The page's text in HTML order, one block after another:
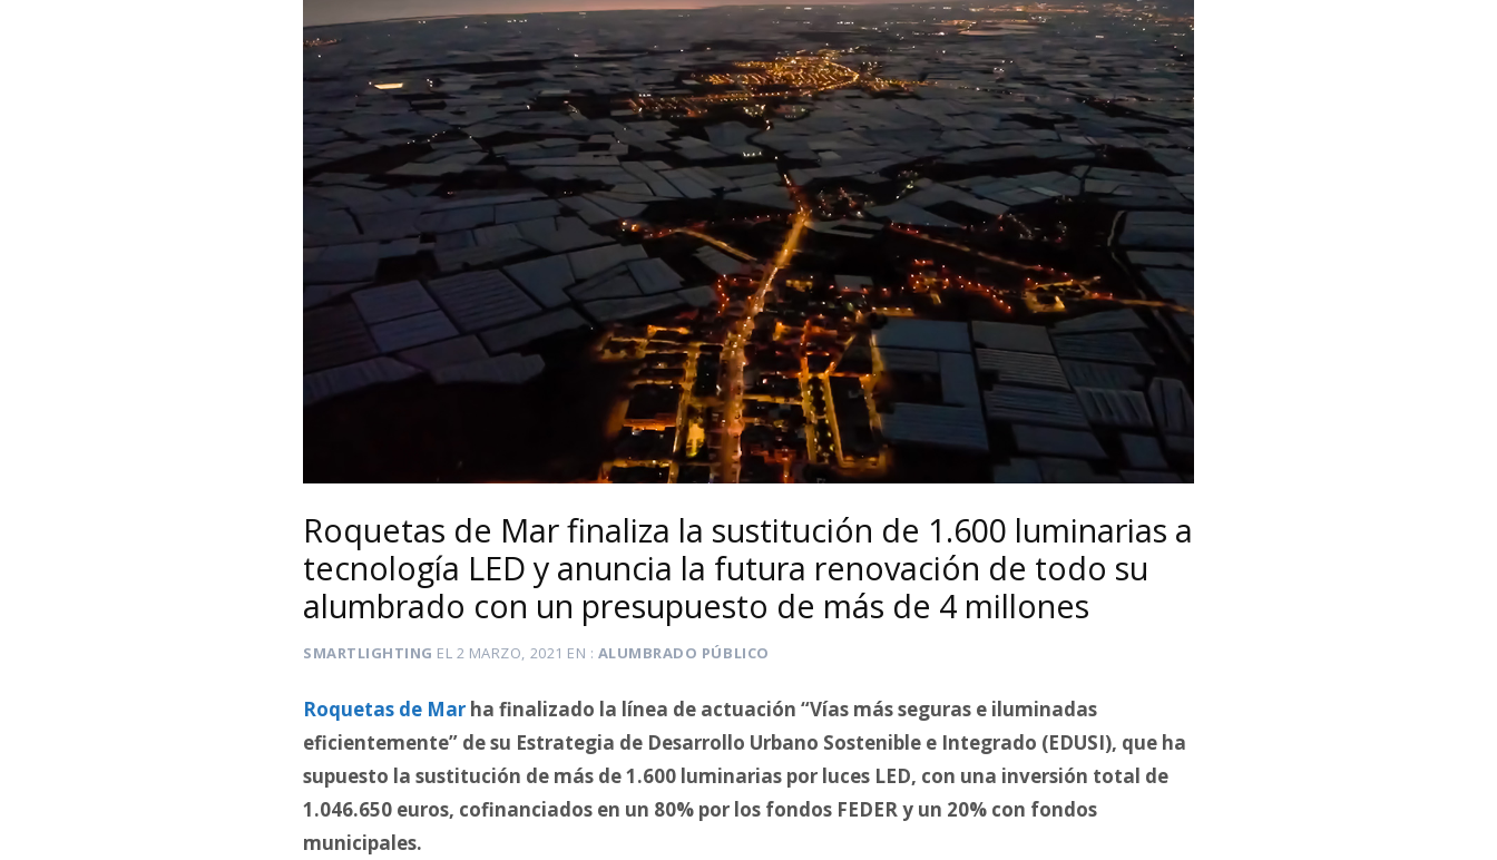
Roquetas de Mar finaliza la sustitución de 1.600 luminarias a
tecnología LED y anuncia la futura renovación de todo su
alumbrado con un presupuesto de más de 4 millones
SMARTLIGHTING EL 2 MARZO, 2021 EN ALUMBRADO PÚBLICO
Roquetas de Mar ha finalizado la línea de actuación “Vías más seguras e iluminadas
eficientemente” de su Estrategia de Desarrollo Urbano Sostenible e Integrado (EDUSI), que ha
supuesto la sustitución de más de 1.600 luminarias por luces LED, con una inversión total de
1.046.650 euros, cofinanciados en un 80% por los fondos FEDER y un 20% con fondos
municipales.